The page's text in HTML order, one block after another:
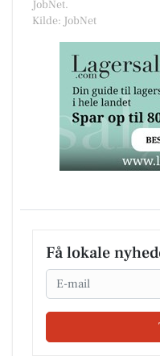
JobNet.
Kilde: JobNet
Få lokale
Email